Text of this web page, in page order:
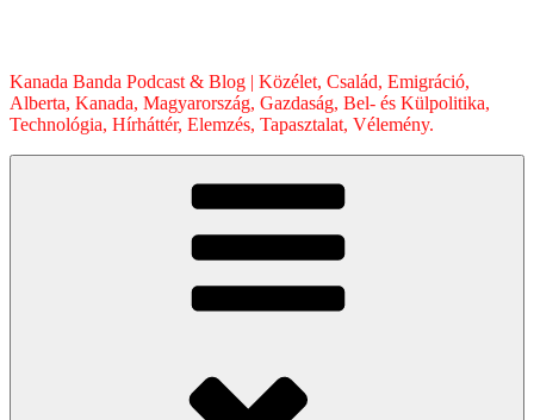
Kanada Banda Podcast & Blog | Közélet, Család, Emigráció,
Alberta, Kanada, Magyarország, Gazdaság, Bel- és Külpolitika,
Technológia, Hírháttér, Elemzés, Tapasztalat, Vélemény.